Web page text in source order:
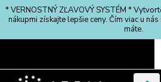
* VERNOSTNÝ ZĽAVOVÝ SYSTÉM *
nákupmi získajte lepšie ceny. Čím viac u
máte.